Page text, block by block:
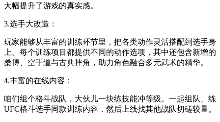
大幅提升了游戏的真实感。
3.选手大改造：
玩家能够从丰富的训练环节里，把各类动作灵活搭配到选手身
上。每个训练项目都提供不同的动作选项，其中还包含新增的
桑博、空手道与古典摔角，助力角色融合多元武术的精华。
4.丰富的在线内容：
咱们组个格斗战队，大伙儿一块练技能冲等级。一起组队、练
UFC格斗选手同款训练内容，然后上线找其他战队切磋较量。